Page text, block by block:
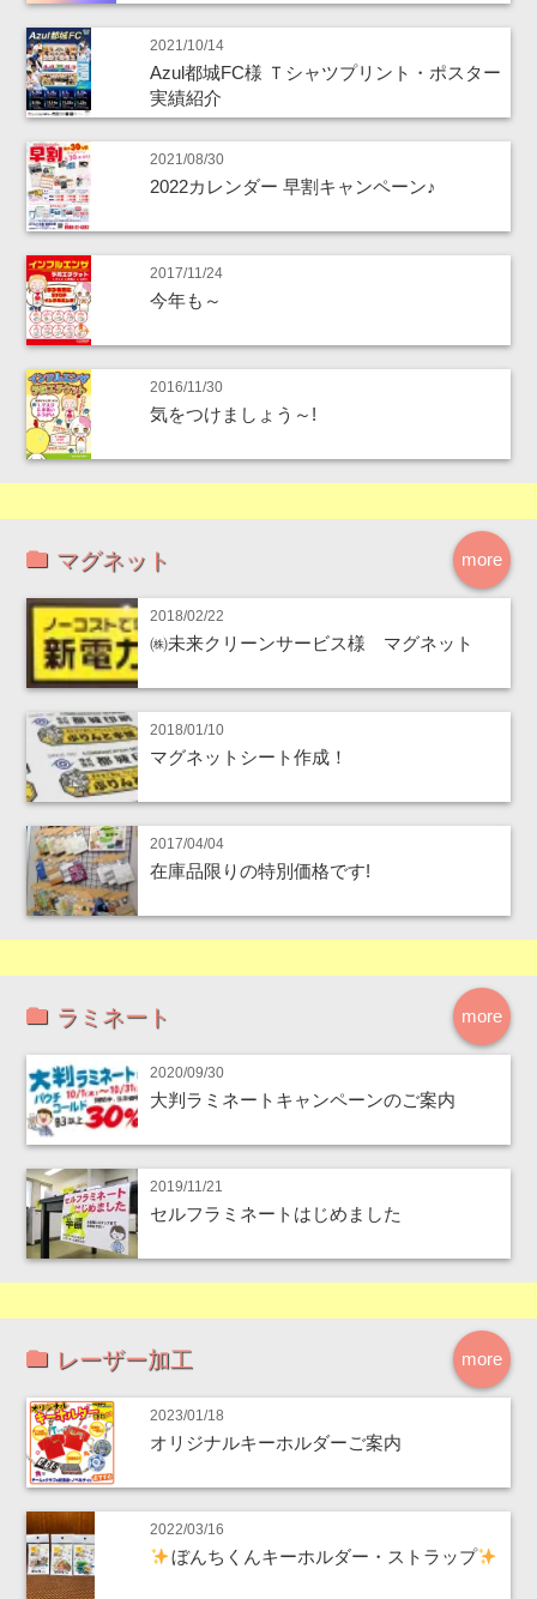
2021/10/14
Azul都城FC様 Ｔシャツプリント・ポスター
実績紹介
2021/08/30
2022カレンダー 早割キャンペーン♪
2017/11/24
今年も～
2016/11/30
気をつけましょう～!
more
マグネット
2018/02/22
㈱未来クリーンサービス様 マグネット
2018/01/10
マグネットシート作成！
2017/04/04
在庫品限りの特別価格です!
more
ラミネート
2020/09/30
大判ラミネートキャンペーンのご案内
2019/11/21
セルフラミネートはじめました
more
レーザー加工
2023/01/18
オリジナルキーホルダーご案内
2022/03/16
ぼんちくんキーホルダー・ストラップ